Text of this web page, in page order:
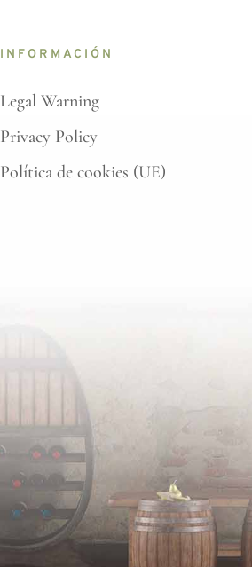
INFORMACIÓN
Legal Warning
Privacy Policy
Política de cookies (UE)